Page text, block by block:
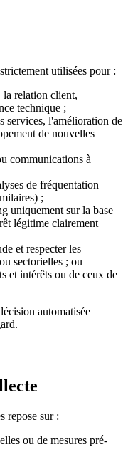
utilisées pour :
la relation client,
technique ;
services, l'amélioration de
de nouvelles
communications à
de fréquentation
;
uniquement sur la base
légitime clairement
et respecter les
sectorielles ; ou
et intérêts ou de ceux de
automatisée
repose sur :
ou de mesures pré-